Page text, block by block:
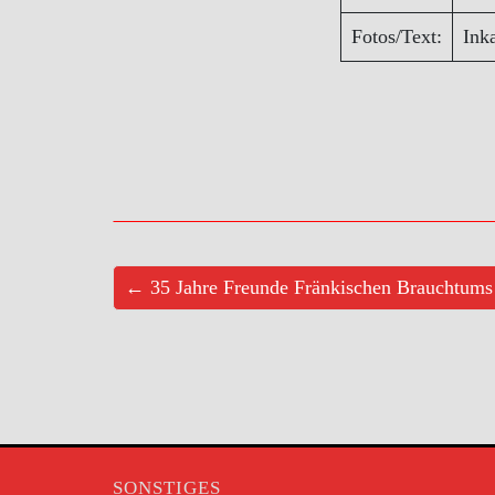
Fotos/Text:
← 35 Jahre Freunde Fränkischen
SONSTIGES